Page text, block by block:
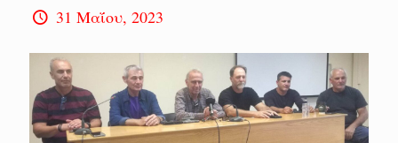
31 Μαΐου, 2023